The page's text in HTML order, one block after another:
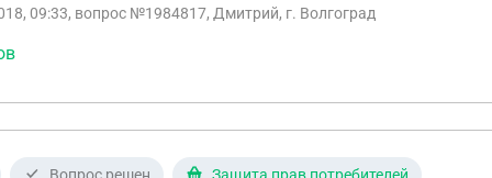
поэтому не хотел ни с кем общаться. Инспектор снял
вопрос о постановке на учёт
одного заявления родителя о необходимости розыска ребёнка)?
Волгоградская обл.
09:33, вопрос №1984817, Дмитрий, г. Волгоград